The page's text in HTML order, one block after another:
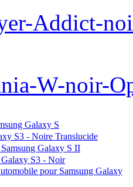
Addict-
W-noir-
Galaxy S
S3 - Noire Translucide
Galaxy S II
S3 - Noir
pour Samsung Galaxy